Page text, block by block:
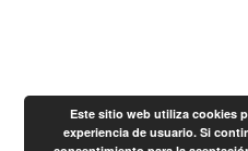
Este sitio web utiliza cookies
experiencia de usuario. Si